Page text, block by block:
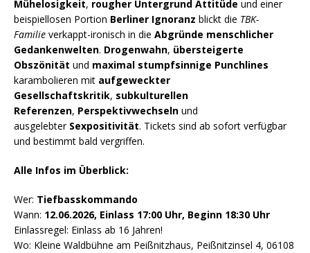
Mühelosigkeit, rougher Untergrund Attitüde und einer
beispiellosen Portion Berliner Ignoranz blickt die TBK-
Familie verkappt-ironisch in die Abgründe menschlicher
Gedankenwelten. Drogenwahn, übersteigerte
Obszönität und maximal stumpfsinnige Punchlines
karambolieren mit aufgeweckter
Gesellschaftskritik, subkulturellen
Referenzen, Perspektivwechseln und
ausgelebter Sexpositivität. Tickets sind ab sofort verfügbar
und bestimmt bald vergriffen.
Alle Infos im Überblick:
Wer: Tiefbasskommando
Wann: 12.06.2026, Einlass 17:00 Uhr, Beginn 18:30 Uhr
Einlassregel: Einlass ab 16 Jahren!
Wo: Kleine Waldbühne am Peißnitzhaus, Peißnitzinsel 4, 06108